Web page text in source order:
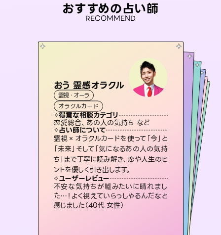
おすすめの占い師
RECOMMEND
おう 霊感オラクル
霊視・オーラ
オラクルカード
得意な相談カテゴリ
恋愛総合、あの人の気持ち など
占い師について
霊視×オラクルカードを使って「今」と
「未来」そして「気になるあの人の気持
ち」まで丁寧に読み解き、恋や人生のヒ
ントを優しく引き出します。
ユーザーレビュー
不安な気持ちが嘘みたいに晴れまし
た…！よく視えていらっしゃるんだなと
感じました（40代 女性）
アイリス -iris-
西洋占星術
ルーン
得意な相談カテゴリ
恋愛総合、片想い、二人の未来 など
占い師について
復縁、恋愛、不倫の行方、同性愛や片
思い、仕事関係や借金問題まで知りた
いことや心の負担になっていることを
紐解き、背中をそっと押して導きます。
ユーザーレビュー
安心感のあり、言い切ってくれる所や濁
さない鑑定のおかげで、毎回自分の気
持ちを整えられます（30代 男性）
彗望
霊視・オーラ
スピリチュアル・リーディング
得意な相談カテゴリ
片想い、あの人の気持ち、復縁 など
占い師について
3,700年以上の歴史を持つ東洋最古の
占術「易占」で詳細まで占い、幸せへ向
かう道筋を示します。厳しい結果にも具
体的な対策をお伝えします。
ユーザーレビュー
複雑な背景もしっかり聞いて鑑定して
いただけました。気持ちが楽になりまし
た（50代 女性）
未来視師＊花
霊視・オーラ
スピリチュアル・リーディング
得意な相談カテゴリ
出逢い、片想い、復縁 など
占い師について
未来には何パターンもの選択肢があります。不安で視えにくくなっているあなたの素敵な未来を見つけ、その未来を選択できるようアドバイスします。
ユーザーレビュー
職場の人の性質や人間関係、本心など
本当によく視えていてびっくり。対策が
打てて前向きになれます（40代）
スピリチュアル・リーディング
得意な相談カテゴリ
片想い、あの人の気持ち、復縁 など
占い師について
恋愛のお悩みの中でも特に「曖昧な関
係」の相談を得意としており、友達以上
恋人未満なお相手との今後や本音を丁
寧に読み解き恋愛成就へと導きます。
ユーザーレビュー
鑑定していただいてアドバイス通りに行
動すると仲が復活してきました。ありが
とうございました（40代 女性）
霊視・オーラ タロット
スピリチュアル・リーディング
得意な相談カテゴリ
片想い、二人の未来、年の差 など
占い師について
連絡再開、復縁、成就などの報告実績
多数。セラピストとして2万超の施術経
験があるからこそできる鑑定で、より良
い未来をサポートします。
ユーザーレビュー
とても心温まる鑑定でした。しかもこち
らは何も言っていないのに視えていらっ
しゃるんだなと驚きです（30代女性）